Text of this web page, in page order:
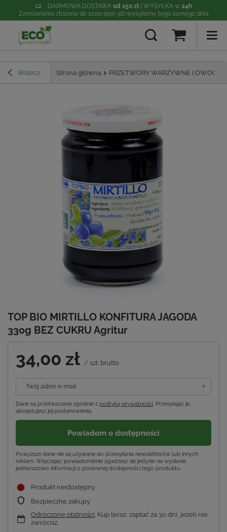
DARMOWA DOSTAWA od 150 zł | WYSYŁKA w 24h
Zamówienia złożone do 12:00 (pon-pt) wysyłamy tego samego dnia
Wstecz Strona główna PRZETWORY WARZYWNE I
TOP BIO MIRTILLO KONFITURA JAGODA
330g BEZ CUKRU Agritur
34,00 zł / szt. brutto
Twój adres e-mail
Dane są przetwarzane zgodnie z polityką prywatności. Przesyłając je,
akceptujesz jej postanowienia.
Powiadom o dostępności
Powyższe dane nie są używane do przesyłania newsletterów lub innych
reklam. Włączając powiadomienie zgadzasz się jedynie na wysłanie
jednorazowo informacji o ponownej dostępności tego produktu.
Produkt niedostępny
Bezpieczne zakupy
Odroczone płatności. Kup teraz, zapłać za 30 dni, jeżeli nie
zwrócisz.